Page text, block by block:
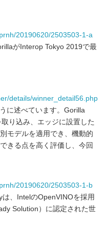
20190620/2503503-1-a
がInterop Tokyo 2019で最
details/winner_detail56.php
に述べています。Gorilla
り込み、エッジに設置した
モデルを適用でき、機動的
きる点を高く評価し、今回
20190620/2503503-1-b
は、IntelのOpenVINOを採用
Solution）に認定された世